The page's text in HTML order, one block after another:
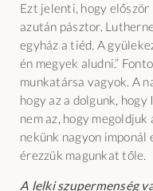
Ezt jelenti, hogy
azután pásztor.
egyház a tiéd. A
én megyek aludni.”
munkatársa vagyok. A
hogy az a dolgunk,
nem az, hogy
nekünk nagyon
érezzük magunkat tőle.
A lelki szupermenség